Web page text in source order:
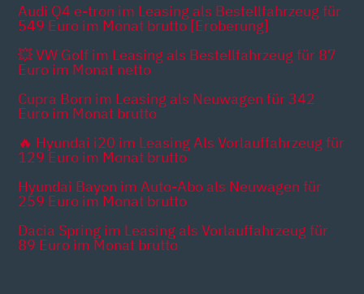
Audi Q4 e-tron im Leasing als Bestellfahrzeug für
549 Euro im Monat brutto [Eroberung]
💥 VW Golf im Leasing als Bestellfahrzeug für 87
Euro im Monat netto
Cupra Born im Leasing als Neuwagen für 342
Euro im Monat brutto
🔥 Hyundai i20 im Leasing Als Vorlauffahrzeug für
129 Euro im Monat brutto
Hyundai Bayon im Auto-Abo als Neuwagen für
259 Euro im Monat brutto
Dacia Spring im Leasing als Vorlauffahrzeug für
89 Euro im Monat brutto